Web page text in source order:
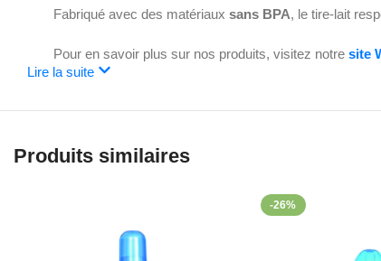
Fabriqué avec des matériauxsans BPA, le tire-lait
Pour en savoir plus sur nos produits, visitez notresite
Lire la suite
Produits similaires
-26%